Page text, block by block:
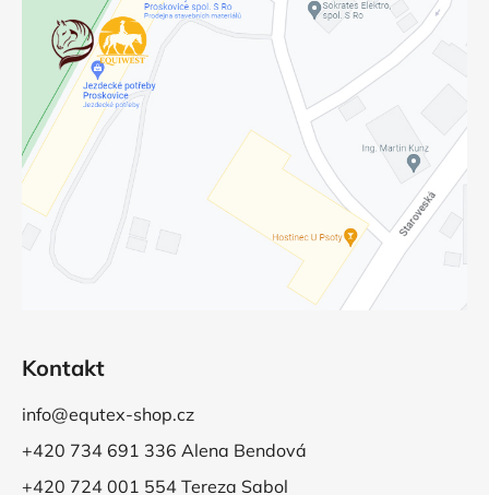
Kontakt
info@equtex-shop.cz
+420 734 691 336 Alena Bendová
+420 724 001 554 Tereza Sabol